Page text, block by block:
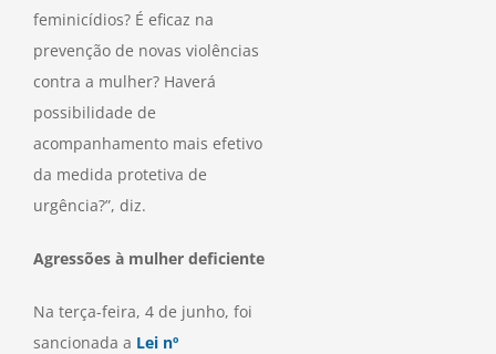
feminicídios? É eficaz na
prevenção de novas violências
contra a mulher? Haverá
possibilidade de
acompanhamento mais efetivo
da medida protetiva de
urgência?”, diz.
Agressões à mulher deficiente
Na terça-feira, 4 de junho, foi
sancionada a Lei nº